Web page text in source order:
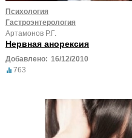
Психология
Гастроэнтерология
Артамонов Р.Г.
Нервная анорексия
Добавлено: 16/12/2010
763